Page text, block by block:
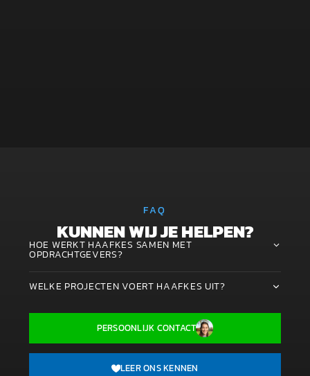
FAQ
KUNNEN WIJ JE HELPEN?
HOE WERKT HAAFKES SAMEN MET
OPDRACHTGEVERS?
WELKE PROJECTEN VOERT HAAFKES UIT?
PERSOONLIJK CONTACT
LEER ONS KENNEN